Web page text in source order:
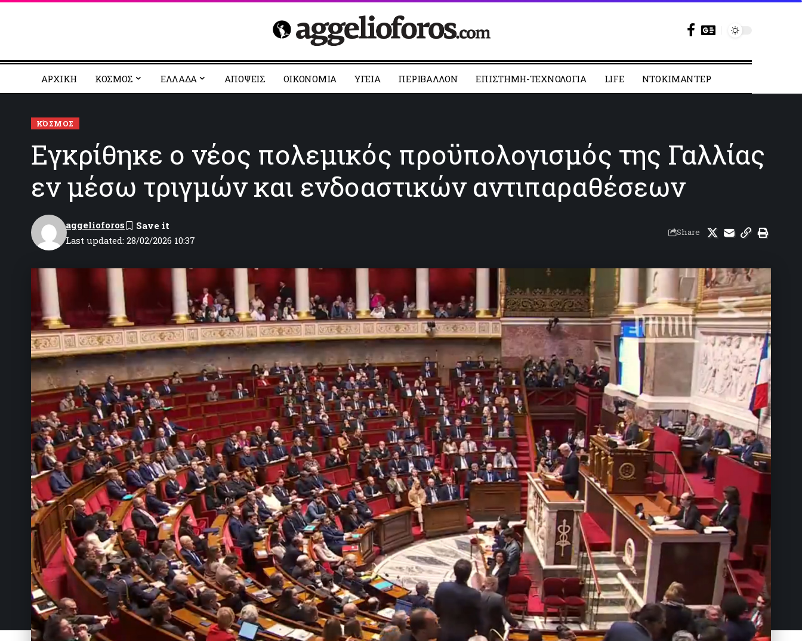
ΑΡΧΙΚΗ ΚΟΣΜΟΣ EΛΛΑΔΑ ΑΠΟΨΕΙΣ ΟΙΚΟΝΟΜΙΑ YΓΕΙΑ ΠΕΡΙΒΑΛΛΟΝ ΕΠΙΣΤΗΜΗ-ΤΕΧΝΟΛΟΓΙΑ LIFE ΝΤΟΚΙΜΑΝΤΕΡ
ΚΌΣΜΟΣ
Εγκρίθηκε ο νέος πολεμικός προϋπολογισμός της Γαλλίας
εν μέσω τριγμών και ενδοαστικών αντιπαραθέσεων
Last updated: 28/02/2026 10:37
aggelioforos
Share